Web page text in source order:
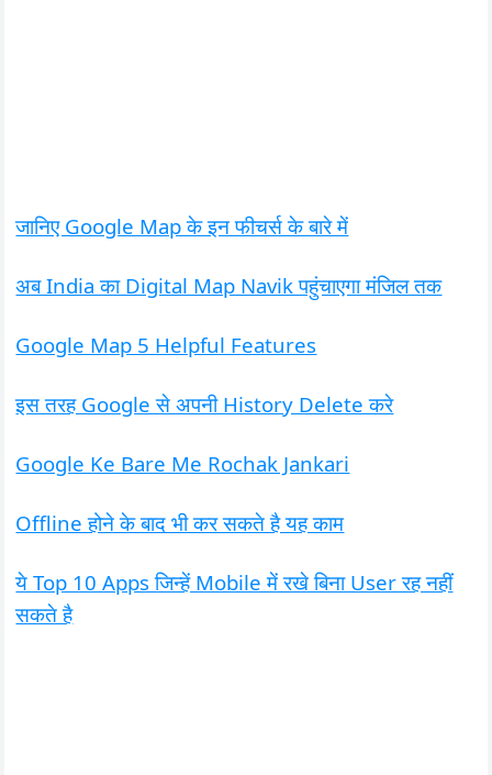
जानिए Google Map के इन फीचर्स के बारे में
अब India का Digital Map Navik पहुंचाएगा मंजिल तक
Google Map 5 Helpful Features
इस तरह Google से अपनी History Delete करे
Google Ke Bare Me Rochak Jankari
Offline होने के बाद भी कर सकते है यह काम
ये Top 10 Apps जिन्हें Mobile में रखे बिना User रह नहीं
सकते है